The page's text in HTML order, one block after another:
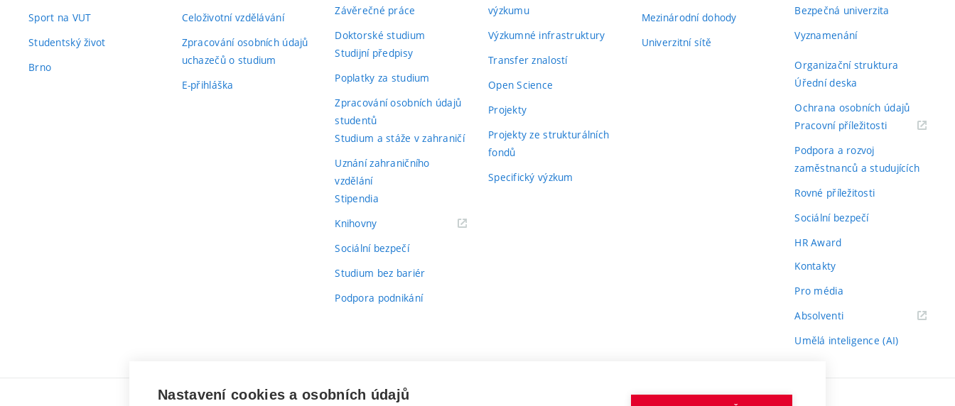
Sport na VUT
Studentský život
Brno
Celoživotní vzdělávání
Zpracování osobních údajů
uchazečů o studium
E-přihláška
Závěrečné práce
Doktorské studium
Studijní předpisy
Poplatky za studium
Zpracování osobních údajů
studentů
Studium a stáže v zahraničí
Uznání zahraničního
vzdělání
Stipendia
Knihovny(externí
Sociální bezpečí
Studium bez bariér
Podpora podnikání
výzkumu
Výzkumné infrastruktury
Transfer znalostí
Open Science
Projekty
Projekty ze strukturálních
fondů
Specifický výzkum
Mezinárodní dohody
Univerzitní sítě
Bezpečná univerzita
Vyznamenání
Organizační struktura
Úřední deska
Ochrana osobních údajů
Pracovní příležitosti(externí
Podpora a rozvoj
zaměstnanců a studujících
Rovné příležitosti
Sociální bezpečí
HR Award
Kontakty
Pro média
Absolventi(externí
Umělá inteligence (AI)
Nastavení cookies a osobních údajů